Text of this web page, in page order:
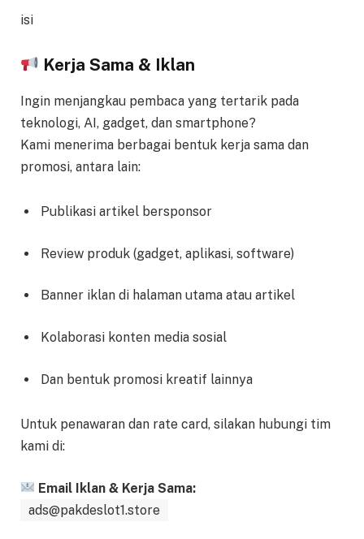
isi
Kerja Sama & Iklan
Ingin menjangkau pembaca yang tertarik pada
teknologi, AI, gadget, dan smartphone?
Kami menerima berbagai bentuk kerja sama dan
promosi, antara lain:
Publikasi artikel bersponsor
Review produk (gadget, aplikasi, software)
Banner iklan di halaman utama atau artikel
Kolaborasi konten media sosial
Dan bentuk promosi kreatif lainnya
Untuk penawaran dan rate card, silakan hubungi tim
kami di:
Email Iklan & Kerja Sama:
ads@pakdeslot1.store